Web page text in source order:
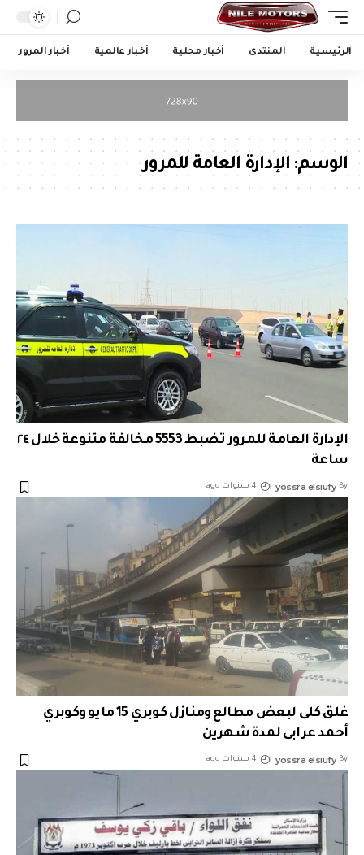
الرئيسية المنتدى أخبار محلية أخبار عالمية أخبار المرور
الوسم: الإدارة العامة للمرور
الإدارة العامة للمرور تضبط 5553 مخالفة متنوعة خلال ٢٤
ساعة
By
yossra elsiufy 4 سنوات ago
غلق كلى لبعض مطالع ومنازل كوبري 15 مايو وكوبري
أحمد عرابى لمدة شهرين
By
yossra elsiufy 4 سنوات ago